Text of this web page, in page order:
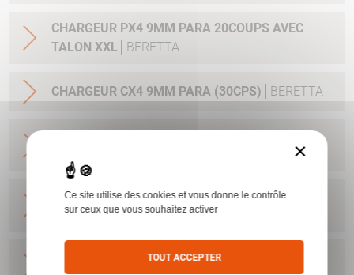
CHARGEUR PX4 9MM PARA 20COUPS AVEC
TALON XXL
BERETTA
CHARGEUR CX4 9MM PARA (30CPS) BERETTA
CHARGEUR NANO 9PARA/6CPS UD5A0910
CHARGEUR NANO 9PARA/8CPS E00635
BERETTA USA
CHARGEUR PX4 SUBCOMPACT 9X21 AVEC
×
Ce site utilise des cookies et vous donne le contrôle
sur ceux que vous souhaitez activer
TOUT ACCEPTER